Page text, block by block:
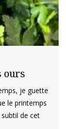
ours
je guette
le printemps
de cet